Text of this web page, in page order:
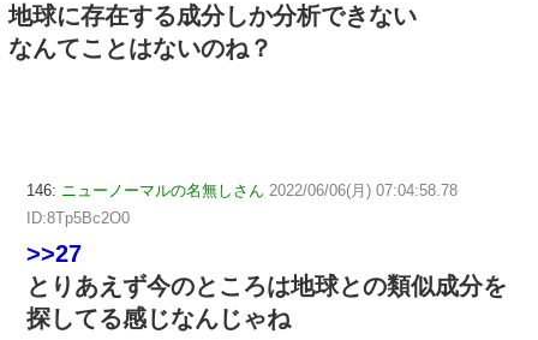
地球に存在する成分しか分析できない
なんてことはないのね？
146: ニューノーマルの名無しさん 2022/06/06(月) 07:04:58.78
ID:8Tp5Bc2O0
>>27
とりあえず今のところは地球との類似成分を
探してる感じなんじゃね